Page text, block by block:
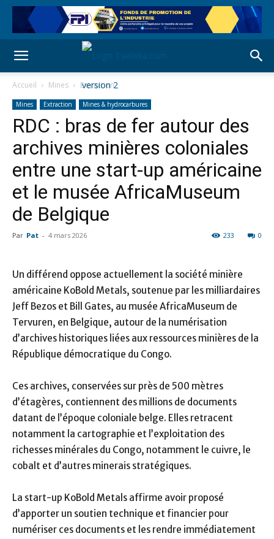
Accueil Mines Extraction
Mines Extraction Mines & hydrocarbures
RDC : bras de fer autour des
archives minières coloniales
entre une start-up américaine
et le musée AfricaMuseum
de Belgique
Par Pat - 4 mars 2026 0
233
Un différend oppose actuellement la société minière
américaine KoBold Metals, soutenue par les milliardaires
Jeff Bezos et Bill Gates, au musée AfricaMuseum de
Tervuren, en Belgique, autour de la numérisation
d’archives historiques liées aux ressources minières de la
République démocratique du Congo.
Ces archives, conservées sur près de 500 mètres
d’étagères, contiennent des millions de documents
datant de l’époque coloniale belge. Elles retracent
notamment la cartographie et l’exploitation des
richesses minérales du Congo, notamment le cuivre, le
cobalt et d’autres minerais stratégiques.
La start-up KoBold Metals affirme avoir proposé
d’apporter un soutien technique et financier pour
numériser ces documents et les rendre immédiatement